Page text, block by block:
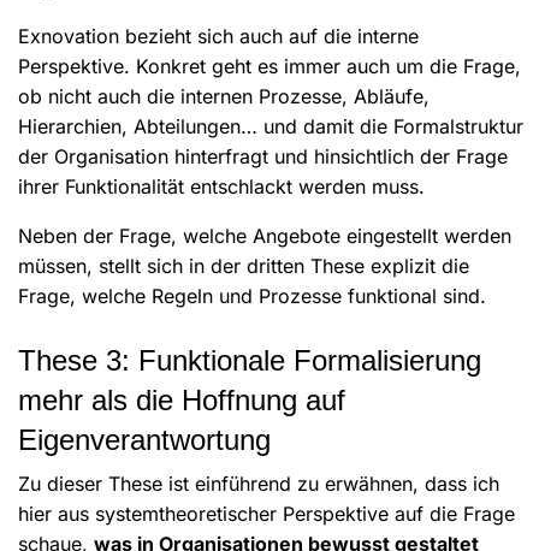
Exnovation bezieht sich auch auf die interne
Perspektive. Konkret geht es immer auch um die Frage,
ob nicht auch die internen Prozesse, Abläufe,
Hierarchien, Abteilungen… und damit die Formalstruktur
der Organisation hinterfragt und hinsichtlich der Frage
ihrer Funktionalität entschlackt werden muss.
Neben der Frage, welche Angebote eingestellt werden
müssen, stellt sich in der dritten These explizit die
Frage, welche Regeln und Prozesse funktional sind.
These 3: Funktionale Formalisierung
mehr als die Hoffnung auf
Eigenverantwortung
Zu dieser These ist einführend zu erwähnen, dass ich
hier aus systemtheoretischer Perspektive auf die Frage
schaue, was in Organisationen bewusst gestaltet